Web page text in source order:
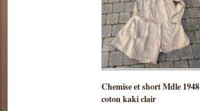
Consulter
cette pièce
Chemise et short Mdle 1948
coton kaki clair